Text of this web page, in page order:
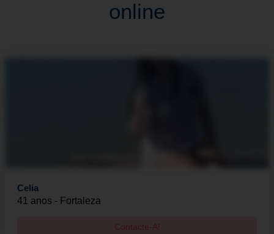
online
Celia
41 anos - Fortaleza
Contacte-A!